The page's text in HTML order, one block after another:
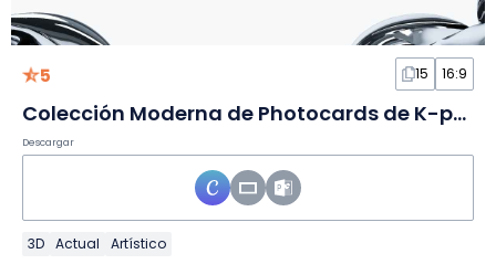
5 15 16:9
Colección Moderna de Photocards de K-pop en Diapositivas
Descargar
3D Actual Artístico